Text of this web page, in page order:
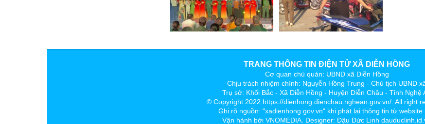
TRANG THÔNG TIN ĐIỆN TỬ XÃ DIỄN HỒNG
Cơ quan chủ quản: UBND xã Diễn Hồng
Chịu trách nhiệm chính: Nguyễn Hồng Trung - Chủ tịch UBND
Trụ sở: Khối Bắc - Xã Diễn Hồng - Huyện Diễn Châu - Tỉnh Nghệ
© Copyright 2022 https://dienhong.dienchau.nghean.gov.vn/ . All right
Ghi rõ nguồn: "xadienhong.gov.vn" khi phát lại thông tin từ website
Vận hành bởi VNOMEDIA Designer: Đậu Đức Linh